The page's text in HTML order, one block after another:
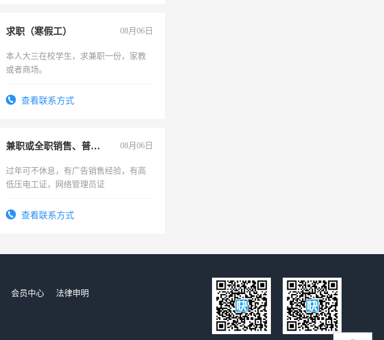
求职（寒假工） 08月06日
本人大三在校学生，求兼职一份，家教
或者商场。
查看联系方式
兼职或全职销售、普工、维修 08月06日
过年可不休息，有广告销售经验，有高
低压电工证，网络管理员证
查看联系方式
会员中心
法律申明